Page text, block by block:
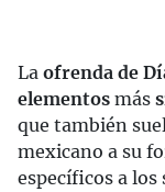
La ofrenda de
elementos más
que también
mexicano a su
específicos a los